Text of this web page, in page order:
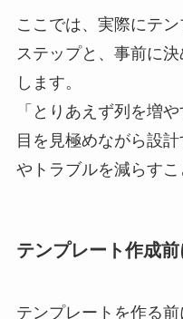
ここでは、実際にテ
ステップと、事前に
します。
「とりあえず列を増
目を見極めながら設
やトラブルを減らすこ
テンプレート作成
テンプレートを作る